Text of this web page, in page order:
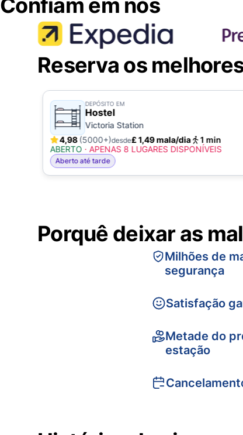
Confiam em nós
Reserva os
DEPÓSITO EM
Hostel
Victoria Station
4,98(5000+)desde£ 1,49 mala/dia
1 min
ABERTO · APENAS 8 LUGARES DISPONÍVEIS
Aberto até tarde
Porquê deixar as
Milhões de
segurança
Satisfação
Metade do
estação